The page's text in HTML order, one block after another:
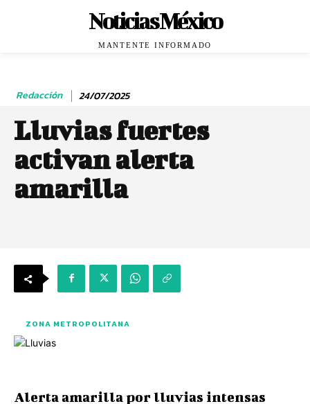
Noticias México
MANTENTE INFORMADO
Redacción 24/07/2025
Lluvias fuertes
activan alerta
amarilla
ZONA METROPOLITANA
Alerta amarilla por lluvias intensas